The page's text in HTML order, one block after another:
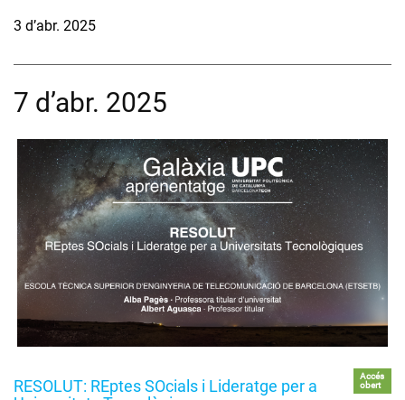
3 d’abr. 2025
7 d’abr. 2025
RESOLUT: REptes SOcials i Lideratge per a
Accés
obert